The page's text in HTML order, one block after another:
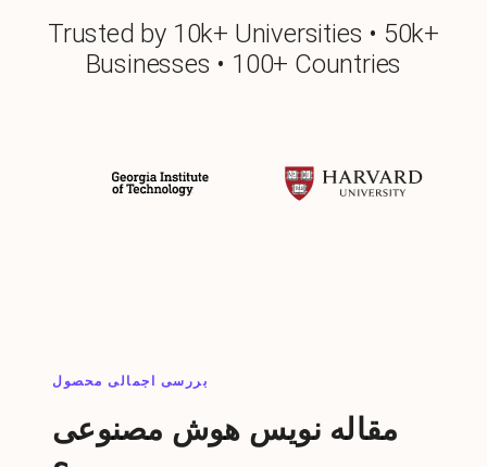
Trusted by 10k+ Universities • 50k+
Businesses • 100+ Countries
بررسی اجمالی محصول
مقاله نویس هوش مصنوعی